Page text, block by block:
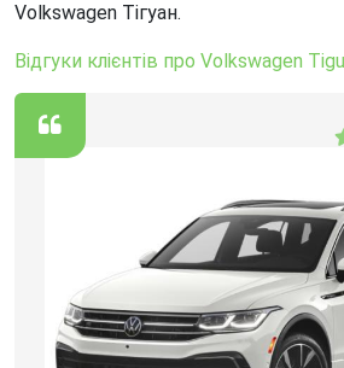
Volkswagen Тігуан.
Відгуки клієнтів про Volkswagen